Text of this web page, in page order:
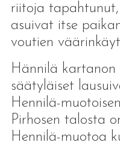
riitoja
asuivat itse
voutien
Hännilä kartanon
säätyläiset
Hennilä-
Pirhosen talosta
Hennilä-muotoa